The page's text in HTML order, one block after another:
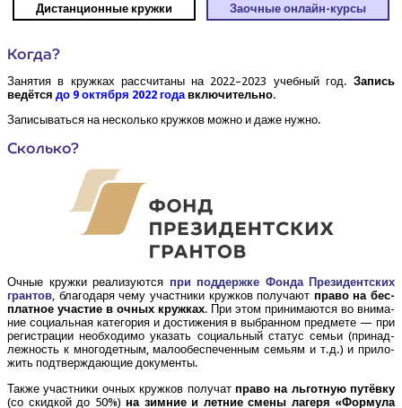
Дистан­ци­он­ные кружки Заоч­ные онлайн-кур­сы
Когда?
Заня­тия в круж­ках рас­счи­та­ны на 2022–2023 учеб­ный год. Запись
ведёт­ся до 9 октяб­ря 2022 года включительно.
Запи­сы­вать­ся на несколь­ко круж­ков мож­но и даже нужно.
Сколь­ко?
Очные круж­ки реа­ли­зу­ют­ся при под­держ­ке Фон­да Пре­зи­дент­ских
гран­тов, бла­го­да­ря чему участ­ни­ки круж­ков полу­ча­ют пра­во на бес­
плат­ное уча­стие в очных круж­ках. При этом при­ни­ма­ют­ся во вни­ма­
ние соци­аль­ная кате­го­рия и дости­же­ния в выбран­ном пред­ме­те — при
реги­стра­ции необ­хо­ди­мо ука­зать соци­аль­ный ста­тус семьи (при­над­
леж­ность к мно­го­дет­ным, мало­обес­пе­чен­ным семьям и т.д.) и при­ло­
жить под­твер­жда­ю­щие документы.
Так­же участ­ни­ки очных круж­ков полу­чат пра­во на льгот­ную путёв­ку
(со скид­кой до 50%) на зим­ние и лет­ние сме­ны лаге­ря «Фор­му­ла